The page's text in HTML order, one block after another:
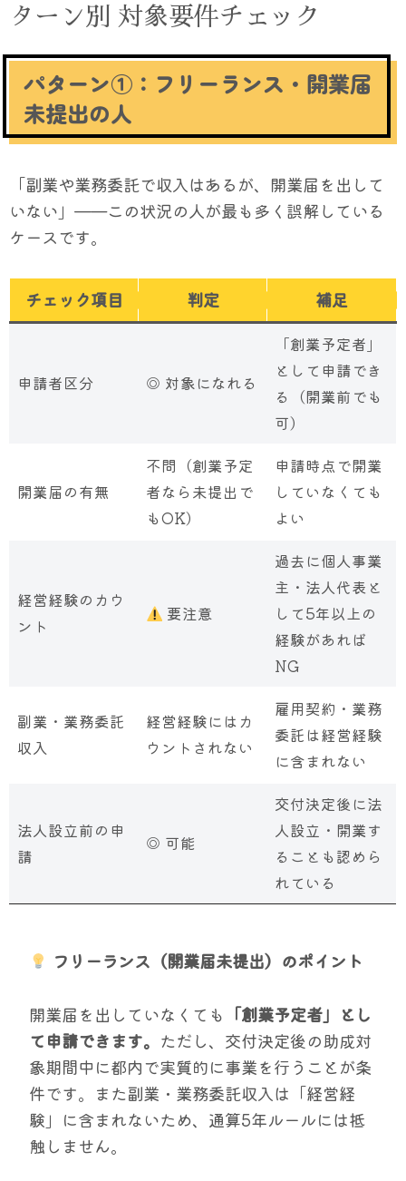
ターン別 対象要件チェック
パターン①：フリーランス・開業届
未提出の人
「副業や業務委託で収入はあるが、開業届を出して
いない」——この状況の人が最も多く誤解している
ケースです。
チェック項目 判定 補足
申請者区分 ◎ 対象になれる
「創業予定者」
として申請でき
る（開業前でも
可）
開業届の有無
不問（創業予定
者なら未提出で
もOK）
申請時点で開業
していなくても
よい
経営経験のカウ
ント
要注意
過去に個人事業
主・法人代表と
して5年以上の
経験があれば
NG
副業・業務委託
収入
経営経験にはカ
ウントされない
雇用契約・業務
委託は経営経験
に含まれない
法人設立前の申
請
◎ 可能
交付決定後に法
人設立・開業す
ることも認めら
れている
フリーランス（開業届未提出）のポイント
開業届を出していなくても 「創業予定者」とし
て申請できます。 ただし、交付決定後の助成対
象期間中に都内で実質的に事業を行うことが条
件です。また副業・業務委託収入は「経営経
験」に含まれないため、通算5年ルールには抵
触しません。